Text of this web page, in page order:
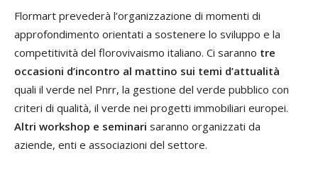
Flormart prevederà l’organizzazione di momenti di
approfondimento orientati a sostenere lo sviluppo e la
competitività del florovivaismo italiano. Ci saranno tre
occasioni d’incontro al mattino sui temi d’attualità
quali il verde nel Pnrr, la gestione del verde pubblico con
criteri di qualità, il verde nei progetti immobiliari europei.
Altri workshop e seminari saranno organizzati da
aziende, enti e associazioni del settore.